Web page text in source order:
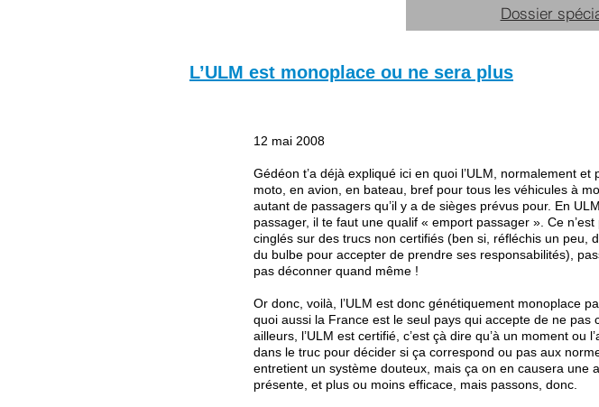
Dossier
L’ULM est monoplace ou ne sera plus
12 mai 2008
Gédéon t’a déjà expliqué ici en quoi l’ULM, normalement
moto, en avion, en bateau, bref pour tous les véhicules à
autant de passagers qu’il y a de sièges prévus pour. En
passager, il te faut une qualif « emport passager ». Ce
cinglés sur des trucs non certifiés (ben si, réfléchis un
du bulbe pour accepter de prendre ses responsabilités),
pas déconner quand même !
Or donc, voilà, l’ULM est donc génétiquement monoplace
quoi aussi la France est le seul pays qui accepte de ne
ailleurs, l’ULM est certifié, c’est çà dire qu’à un moment
dans le truc pour décider si ça correspond ou pas aux
entretient un système douteux, mais ça on en causera une
présente, et plus ou moins efficace, mais passons, donc.